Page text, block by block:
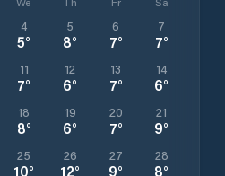
4
5°
5
8°
6
7°
7
7°
11
7°
12
6°
13
7°
14
6°
18
8°
19
6°
20
7°
21
9°
25
10°
26
12°
27
9°
28
8°